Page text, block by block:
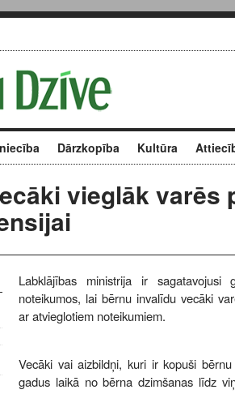
Dārzkopība Kultūra
vieglāk varēs
Labklājības ministrija ir sagatavojusi
noteikumos, lai bērnu invalīdu vecāki
ar atvieglotiem noteikumiem.
Vecāki vai aizbildņi, kuri ir kopuši
gadus laikā no bērna dzimšanas līdz